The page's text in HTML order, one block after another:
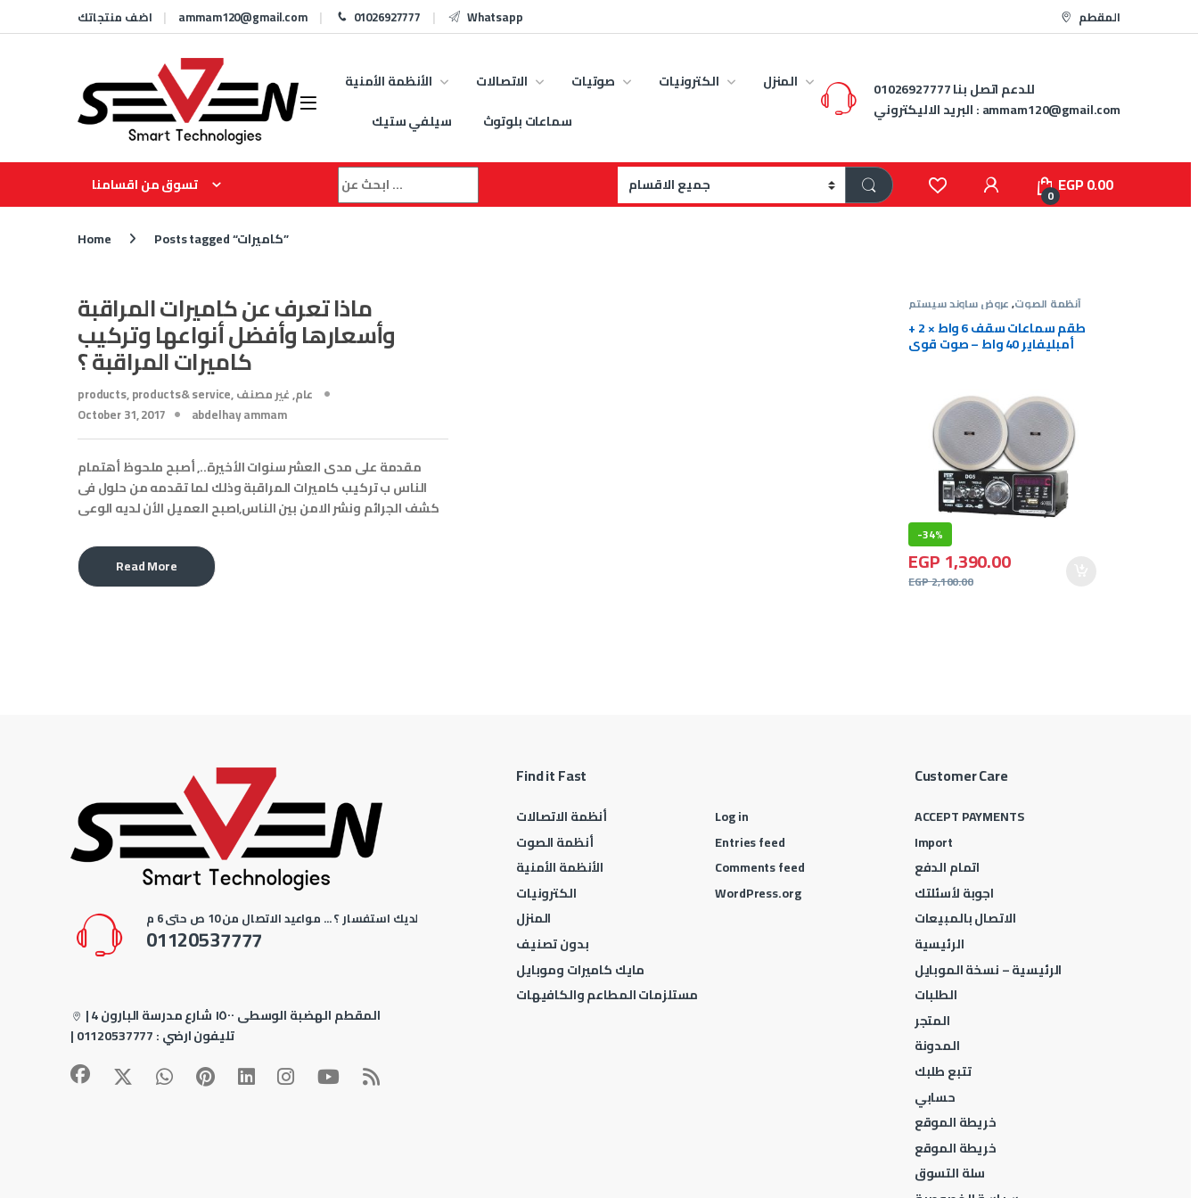
Skip to navigation
Skip to contentاضف منتجاتك ammam120@gmail.com 01026927777 Whatsapp المقطم
الأنظمة الأمنية الاتصالات صوتيات الكترونيات
المنزل
سيلفي ستيك
سماعات بلوتوث
للدعم اتصل بنا01026927777
البريد الاليكتروني :ammam120@gmail.com
تسوق من اقسامنا Search for:
0 EGP0.00
Home Posts tagged “كاميرات”
ماذا تعرف عن كاميرات المراقبة
وأسعارها وأفضل أنواعها وتركيب
كاميرات المراقبة ؟
products,products& service, عام,غير مصنف
October 31, 2017
abdelhay ammam
مقدمة على مدى العشر سنوات الأخيرة.., أصبح ملحوظ أهتمام
الناس ب تركيب كاميرات المراقبة وذلك لما تقدمه من حلول فى
كشف الجرائم ونشر الامن بين الناس,اصبح العميل الأن لديه الوعى
Read More
أنظمة الصوت,عروض ساوند سيستم
طقم سماعات سقف 6 واط × 2 +
أمبليفاير 40 واط – صوت قوي
-34%
EGP1,390.00
EGP2,100.00
لديك استفسار ؟ ... مواعيد الاتصال من 10 ص حتى 6 م
01120537777
|
4 المقطم الهضبة الوسطى ١٥٠٠ شارع مدرسة البارون
| تليفون ارضي :01120537777
Find it Fast
أنظمة الاتصالات
أنظمة الصوت
الأنظمة الأمنية
الكترونيات
المنزل
بدون تصنيف
مايك كاميرات وموبايل
مستلزمات المطاعم والكافيهات
Log in
Entries feed
Comments feed
WordPress.org
Customer Care
ACCEPT PAYMENTS
Import
اتمام الدفع
اجوبة لأسئلتك
الاتصال بالمبيعات
الرئيسية
الرئيسية – نسخة الموبايل
الطلبات
المتجر
المدونة
تتبع طلبك
حسابي
خريطة الموقع
خريطة الموقع
سلة التسوق